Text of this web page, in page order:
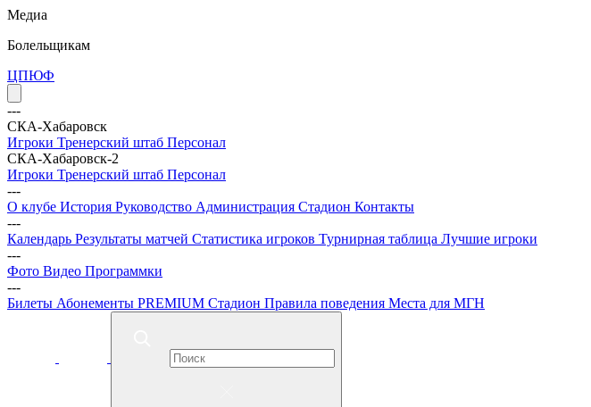
Медиа
Болельщикам
ЦПЮФ
---
СКА-Хабаровск
Игроки Тренерский штаб Персонал
СКА-Хабаровск-2
Игроки Тренерский штаб Персонал
---
О клубе История Руководство Администрация Стадион Контакты
---
Календарь Результаты матчей Статистика игроков Турнирная таблица Лучшие игроки
---
Фото Видео Программки
---
Билеты Абонементы PREMIUM Стадион Правила поведения Места для МГН